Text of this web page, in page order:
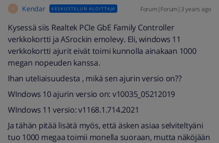
K Kendar KESKUSTELUN ALOITTAJA Forum|Forum|3 years ago
Kysessä siis Realtek PCIe GbE Family Controller
verkkokortti ja ASrockin emolevy. Eli, windows 11
verkkokortti ajurit eivät toimi kunnolla ainakaan 1000
megan nopeuden kanssa.
Ihan uteliaisuudesta , mikä sen ajurin versio on??
WIndows 10 ajurin versio on: v10035_05212019
WIndows 11 versio: v1168.1.714.2021
Ja tähän pitää lisätä myös, että äsken asiaa selviteltyäni
tuo 1000 megaa toimii monella suoraan, mutta näköjään